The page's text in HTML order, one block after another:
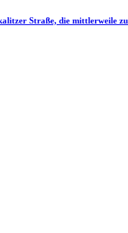
Straße, die mittlerweile